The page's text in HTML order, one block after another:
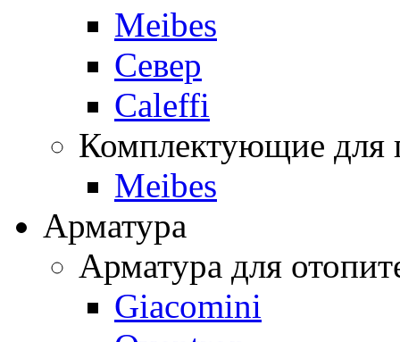
Meibes
Север
Caleffi
Комплектующие для
Meibes
Арматура
Арматура для
Giacomini